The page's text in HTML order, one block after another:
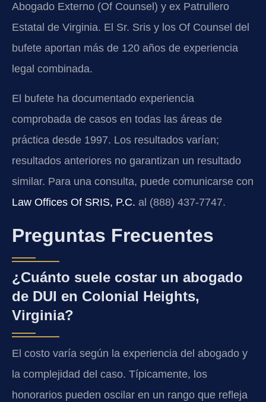
Abogado Externo (Of Counsel) y ex Patrullero
Estatal de Virginia. El Sr. Sris y los Of Counsel del
bufete aportan más de 120 años de experiencia
legal combinada.
El bufete ha documentado experiencia
comprobada de casos en todas las áreas de
práctica desde 1997. Los resultados varían;
resultados anteriores no garantizan un resultado
similar. Para una consulta, puede comunicarse con
Law Offices Of SRIS, P.C. al (888) 437-7747.
Preguntas Frecuentes
¿Cuánto suele costar un abogado
de DUI en Colonial Heights,
Virginia?
El costo varía según la experiencia del abogado y
la complejidad del caso. Típicamente, los
honorarios pueden oscilar en un rango que refleja